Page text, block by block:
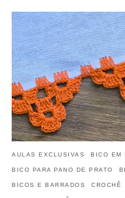
AULAS EXCLUSIVAS BICO EM
BICO PARA PANO DE PRATO
BICOS E BARRADOS CROCHÊ